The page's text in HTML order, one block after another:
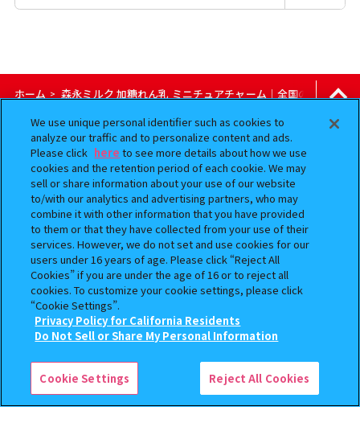
検索中の商品
森永ミルク 加糖れん乳 ミニチュアチャーム
ホーム > 森永ミルク 加糖れん乳 ミニチュアチャーム｜全国のお店をカ
ガシャポン公式アカウント
ご利用規約
プライバシーポリシー
よくあるご質問
ガシャポンどこ？
We use unique personal identifier such as cookies to
analyze our traffic and to personalize content and ads.
Please click here to see more details about how we use
cookies and the retention period of each cookie. We may
sell or share information about your use of our website
to/with our analytics and advertising partners, who may
combine it with other information that you have provided
to them or that they have collected from your use of their
services. However, we do not set and use cookies for our
users under 16 years of age. Please click “Reject All
Cookies” if you are under the age of 16 or to reject all
cookies. To customize your cookie settings, please click
“Cookie Settings”.
Privacy Policy for California Residents
Do Not Sell or Share My Personal Information
Cookie Settings Reject All Cookies